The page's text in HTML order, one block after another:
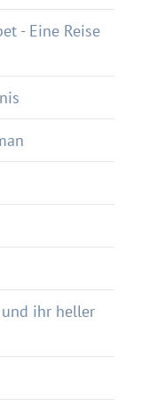
- Eine Reise
und ihr heller